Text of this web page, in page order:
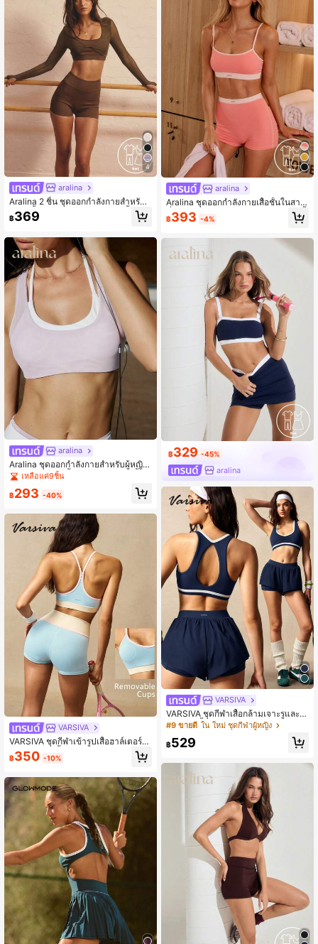
4
aralina
Aralina 2 ชิ้น ชุดออกกำลังกายสำหรับผู้
หญิง เสื้อแขนยาวผ้าตาข่ายสองชั้นด้าน
นอกแบบบิดหน้าพร้อมรูนิ้วหัวแม่มือ, เสื้
เกงขาสั้นสำหรับออกกำลังกายสองชิ้น
฿369
aralina
Aralina ชุดออกกำลังกายสำหรับผู้หญิง
สีลาเวนเดอร์ 2 ชิ้น สำหรับฤดูร้อน เสื้อค
รอปสายคล้องคอผ้าตาข่ายสองชั้นสีตัด
กัน ดีไซน์แบบเรเซอร์แบ็ค และกางเกงข
เหลือแค่9ชิ้น
฿293 -40%
VARSIVA
VARSIVA ชุดกีฬาเข้ารูปเสื้อฮาล์เตอร์แ
ละกางเกงขาสั้นต่อสีตัดกันสำหรับผู้หญิง
฿350 -10%
aralina
Aralina ชุดออกกำลังกายเสื้อชั้นในสายเ
ดี่ยวทรงสลิมฟิตขอบตัดกัน กางเกงขาสั้
นเอวสูงสำหรับปั่นจักรยาน
฿393 -4%
฿329 -45%
aralina
VARSIVA
VARSIVA ชุดกีฬาเสื้อกล้ามเจาะรูและก
างเกงขาสั้นสำหรับผู้หญิง
#9 ขายดี ใน ใหม่ ชุดกีฬาผู้หญิง
฿529